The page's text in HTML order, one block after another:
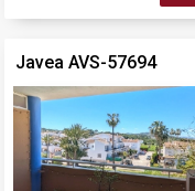
Javea AVS-57694